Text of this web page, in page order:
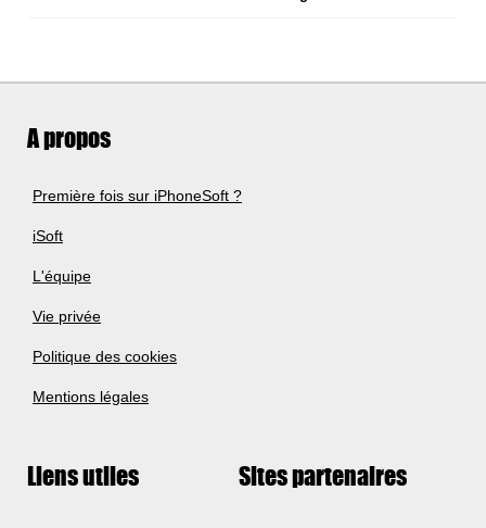
A propos
Première fois sur iPhoneSoft ?
iSoft
L'équipe
Vie privée
Politique des cookies
Mentions légales
Liens utiles Sites partenaires